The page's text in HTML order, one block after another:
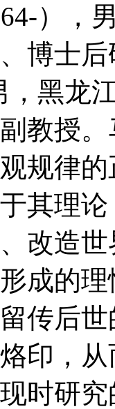
），
博士
，黑龙
教授
规律
其理
改造
成的
传后
印，
时研